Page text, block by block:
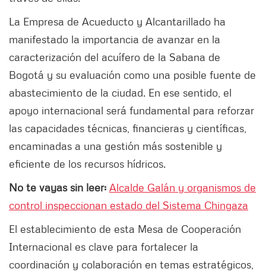
La Empresa de Acueducto y Alcantarillado ha
manifestado la importancia de avanzar en la
caracterización del acuífero de la Sabana de
Bogotá y su evaluación como una posible fuente de
abastecimiento de la ciudad. En ese sentido, el
apoyo internacional será fundamental para reforzar
las capacidades técnicas, financieras y científicas,
encaminadas a una gestión más sostenible y
eficiente de los recursos hídricos.
No te vayas sin leer: Alcalde Galán y organismos de
control inspeccionan estado del Sistema Chingaza
El establecimiento de esta Mesa de Cooperación
Internacional es clave para fortalecer la
coordinación y colaboración en temas estratégicos,